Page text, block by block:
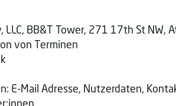
LLC, BB&T Tower, 271 17th St NW,
von Terminen
E-Mail Adresse, Nutzerdaten,